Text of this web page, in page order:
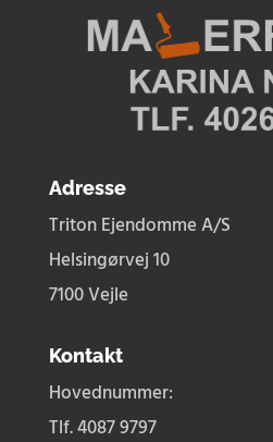
Adresse
Triton Ejendomme A/S
Helsingørvej 10
7100 Vejle
Kontakt
Hovednummer:
Tlf. 4087 9797